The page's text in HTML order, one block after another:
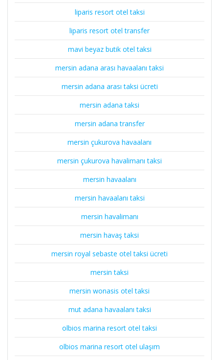
liparis resort otel taksi
liparis resort otel transfer
mavi beyaz butik otel taksi
mersin adana arası havaalanı taksi
mersin adana arası taksi ücreti
mersin adana taksi
mersin adana transfer
mersin çukurova havaalanı
mersin çukurova havalimanı taksi
mersin havaalanı
mersin havaalanı taksi
mersin havalimanı
mersin havaş taksi
mersin royal sebaste otel taksi ücreti
mersin taksi
mersin wonasis otel taksi
mut adana havaalanı taksi
olbios marina resort otel taksi
olbios marina resort otel ulaşım